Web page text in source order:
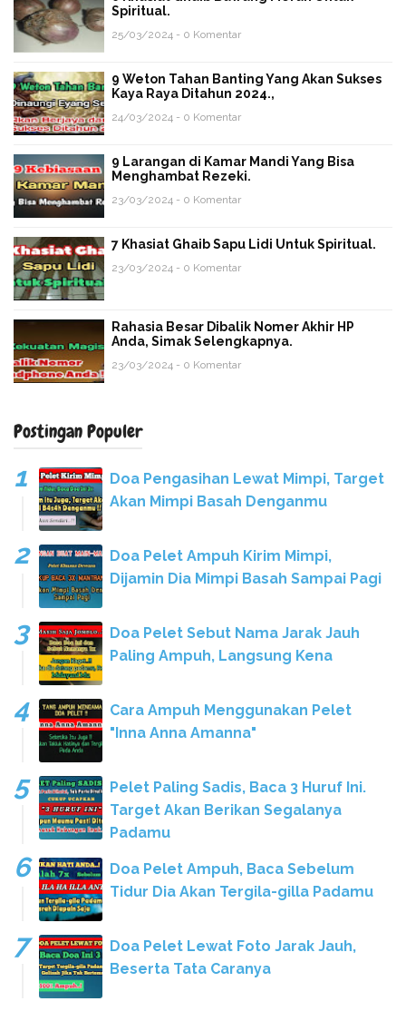
Spiritual.
25/03/2024 - 0 Komentar
9 Weton Tahan Banting Yang Akan Sukses
Kaya Raya Ditahun 2024.,
24/03/2024 - 0 Komentar
9 Larangan di Kamar Mandi Yang Bisa
Menghambat Rezeki.
23/03/2024 - 0 Komentar
7 Khasiat Ghaib Sapu Lidi Untuk Spiritual.
23/03/2024 - 0 Komentar
Rahasia Besar Dibalik Nomer Akhir HP
Anda, Simak Selengkapnya.
23/03/2024 - 0 Komentar
Postingan Populer
Doa Pengasihan Lewat Mimpi, Target
Akan Mimpi Basah Denganmu
Doa Pelet Ampuh Kirim Mimpi,
Dijamin Dia Mimpi Basah Sampai Pagi
Doa Pelet Sebut Nama Jarak Jauh
Paling Ampuh, Langsung Kena
Cara Ampuh Menggunakan Pelet
"Inna Anna Amanna"
Pelet Paling Sadis, Baca 3 Huruf Ini.
Target Akan Berikan Segalanya
Padamu
Doa Pelet Ampuh, Baca Sebelum
Tidur Dia Akan Tergila-gilla Padamu
Doa Pelet Lewat Foto Jarak Jauh,
Beserta Tata Caranya